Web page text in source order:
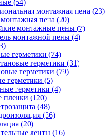
(54)
монтажная пена (23)
пена (20)
монтажные пены (7)
монтажной пены (4)
герметики (74)
герметики (31)
герметики (79)
герметики (5)
герметики (4)
пленки (120)
(48)
(36)
(20)
ленты (16)